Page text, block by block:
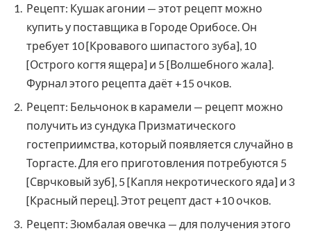
Рецепт: Кушак агонии — этот рецепт можно
купить у поставщика в Городе Орибосе. Он
требует 10 [Кровавого шипастого зуба], 10
[Острого когтя ящера] и 5 [Волшебного жала].
Фурнал этого рецепта даёт +15 очков.
Рецепт: Бельчонок в карамели — рецепт можно
получить из сундука Призматического
гостеприимства, который появляется случайно в
Торгасте. Для его приготовления потребуются 5
[Сврчковый зуб], 5 [Капля некротического яда] и 3
[Красный перец]. Этот рецепт даст +10 очков.
Рецепт: Зюмбалая овечка — для получения этого